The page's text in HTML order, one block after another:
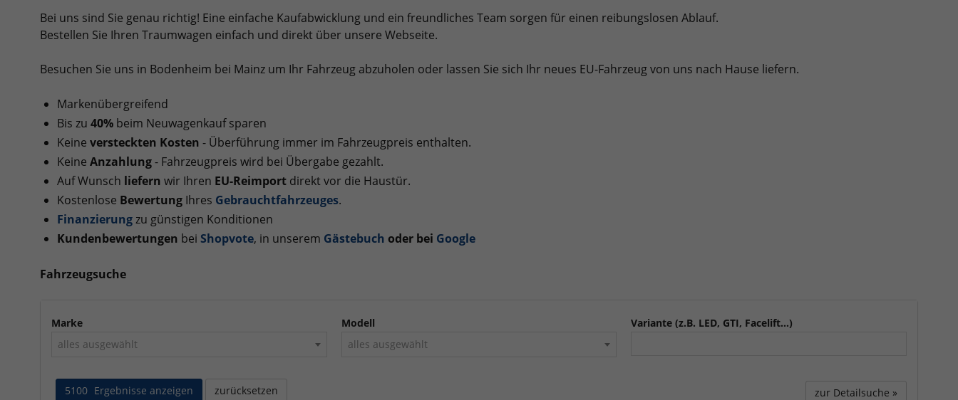
Bei uns sind Sie genau richtig! Eine einfache Kaufabwicklung und ein freundliches Team sorgen für einen reibungslosen Ablauf.
Bestellen Sie Ihren Traumwagen einfach und direkt über unsere Webseite.
Besuchen Sie uns in Bodenheim bei Mainz um Ihr Fahrzeug abzuholen oder lassen Sie sich Ihr neues EU-Fahrzeug von uns nach Hause liefern.
Markenübergreifend
Bis zu 40% beim Neuwagenkauf sparen
Keine versteckten Kosten - Überführung immer im Fahrzeugpreis enthalten.
Keine Anzahlung- Fahrzeugpreis wird bei Übergabe gezahlt.
Auf Wunsch liefern wir Ihren EU-Reimport direkt vor die Haustür.
Kostenlose Bewertung Ihres Gebrauchtfahrzeuges.
Finanzierungzu günstigen Konditionen
Kundenbewertungen bei Shopvote, in unserem Gästebuch oder bei Google
Fahrzeugsuche
Marke
alles ausgewählt
Modell
alles ausgewählt
Variante (z.B. LED, GTI, Facelift...)
5100 Ergebnisse anzeigen zurücksetzen zur Detailsuche »